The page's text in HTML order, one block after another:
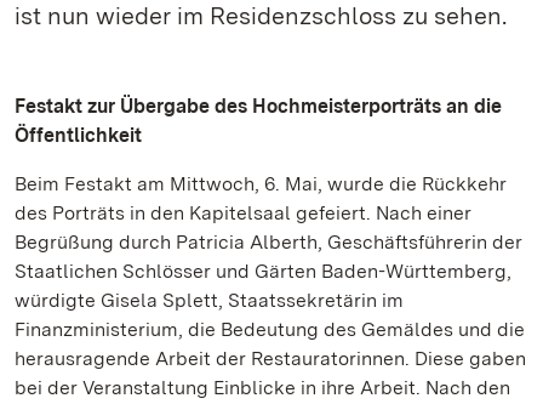
ist nun wieder im Residenzschloss zu sehen.
Festakt zur Übergabe des Hochmeisterporträts an die
Öffentlichkeit
Beim Festakt am Mittwoch, 6. Mai, wurde die Rückkehr
des Porträts in den Kapitelsaal gefeiert. Nach einer
Begrüßung durch Patricia Alberth, Geschäftsführerin der
Staatlichen Schlösser und Gärten Baden-Württemberg,
würdigte Gisela Splett, Staatssekretärin im
Finanzministerium, die Bedeutung des Gemäldes und die
herausragende Arbeit der Restauratorinnen. Diese gaben
bei der Veranstaltung Einblicke in ihre Arbeit. Nach den